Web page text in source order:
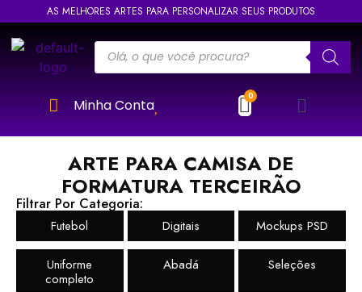
AS MELHORES ARTES PARA PERSONALIZAR SEUS PRODUTOS
Minha Conta
ARTE PARA CAMISA DE
FORMATURA TERCEIRÃO
Filtrar Por Categoria:
Futebol Digitais Mockups PSD
Uniforme
completo
Abadá Seleções